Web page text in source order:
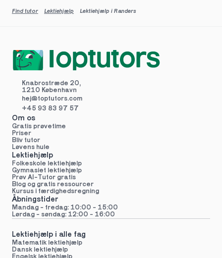
Find tutor Lektiehjælp Lektiehjælp i Randers
Knabrostræde 20,
1210 København
hej@toptutors.com
+45 93 83 97 57
Om os
Gratis prøvetime
Priser
Bliv tutor
Løvens hule
Lektiehjælp
Folkeskole lektiehjælp
Gymnasiet lektiehjælp
Prøv AI-Tutor gratis
Blog og gratis ressourcer
Kursus i færdighedsregning
Åbningstider
Mandag - fredag: 10:00 - 15:00
Lørdag - søndag: 12:00 - 16:00
Lektiehjælp i alle fag
Matematik lektiehjælp
Dansk lektiehjælp